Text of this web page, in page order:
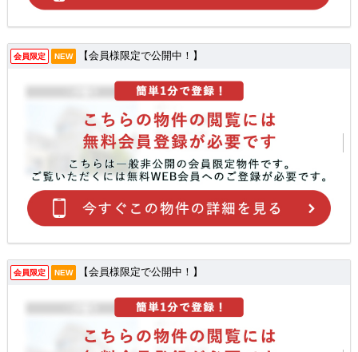
会員限定 NEW 【会員様限定で公開中！】
会員限定 NEW 【会員様限定で公開中！】